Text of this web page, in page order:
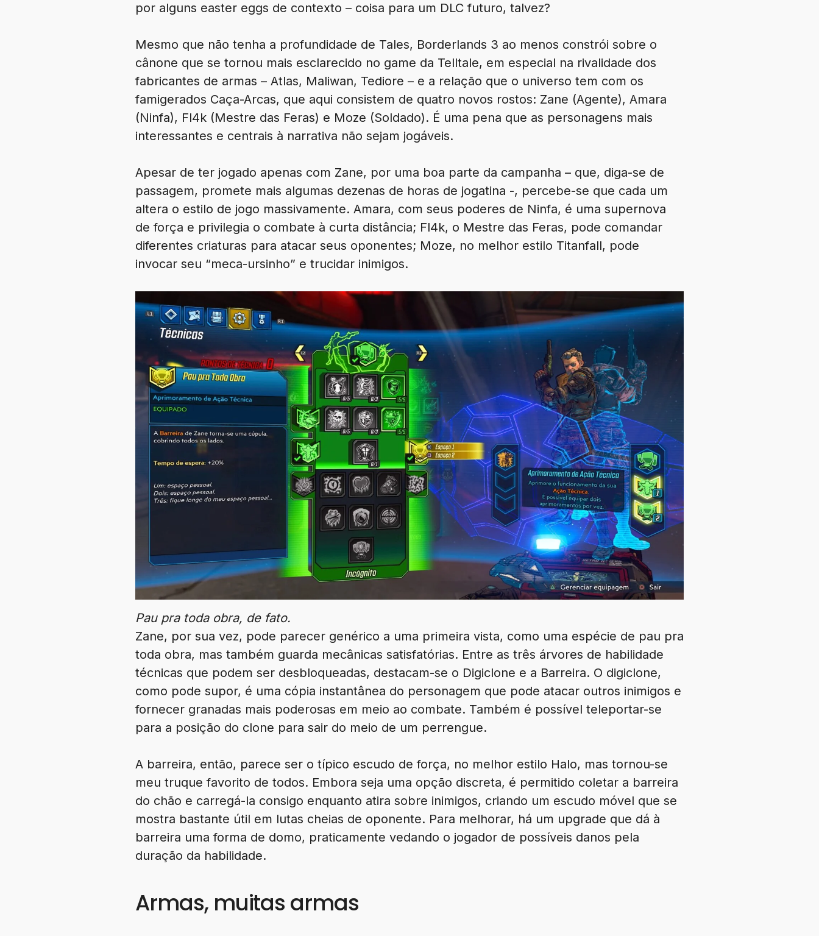
por alguns easter eggs de contexto – coisa para um DLC futuro, talvez?
Mesmo que não tenha a profundidade de Tales, Borderlands 3 ao menos constrói sobre o
cânone que se tornou mais esclarecido no game da Telltale, em especial na rivalidade dos
fabricantes de armas – Atlas, Maliwan, Tediore – e a relação que o universo tem com os
famigerados Caça-Arcas, que aqui consistem de quatro novos rostos: Zane (Agente), Amara
(Ninfa), Fl4k (Mestre das Feras) e Moze (Soldado). É uma pena que as personagens mais
interessantes e centrais à narrativa não sejam jogáveis.
Apesar de ter jogado apenas com Zane, por uma boa parte da campanha – que, diga-se de
passagem, promete mais algumas dezenas de horas de jogatina -, percebe-se que cada um
altera o estilo de jogo massivamente. Amara, com seus poderes de Ninfa, é uma supernova
de força e privilegia o combate à curta distância; Fl4k, o Mestre das Feras, pode comandar
diferentes criaturas para atacar seus oponentes; Moze, no melhor estilo Titanfall, pode
invocar seu “meca-ursinho” e trucidar inimigos.
Pau pra toda obra, de fato.
Zane, por sua vez, pode parecer genérico a uma primeira vista, como uma espécie de pau pra
toda obra, mas também guarda mecânicas satisfatórias. Entre as três árvores de habilidade
técnicas que podem ser desbloqueadas, destacam-se o Digiclone e a Barreira. O digiclone,
como pode supor, é uma cópia instantânea do personagem que pode atacar outros inimigos e
fornecer granadas mais poderosas em meio ao combate. Também é possível teleportar-se
para a posição do clone para sair do meio de um perrengue.
A barreira, então, parece ser o típico escudo de força, no melhor estilo Halo, mas tornou-se
meu truque favorito de todos. Embora seja uma opção discreta, é permitido coletar a barreira
do chão e carregá-la consigo enquanto atira sobre inimigos, criando um escudo móvel que se
mostra bastante útil em lutas cheias de oponente. Para melhorar, há um upgrade que dá à
barreira uma forma de domo, praticamente vedando o jogador de possíveis danos pela
duração da habilidade.
Armas, muitas armas